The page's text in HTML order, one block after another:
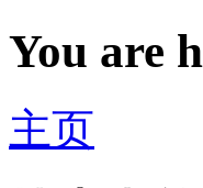
You are
主页